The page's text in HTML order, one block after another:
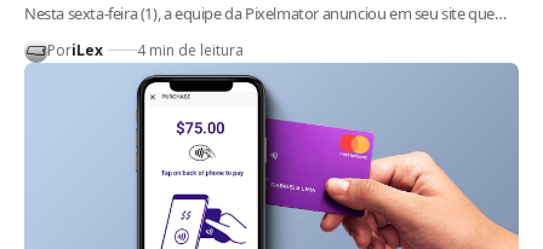
Nesta sexta-feira (1), a equipe da Pixelmator anunciou em seu site que…
PoriLex 4 min de leitura